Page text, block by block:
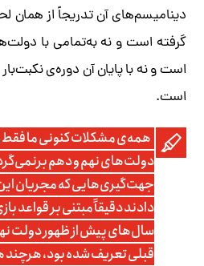
دینامیسم‌های آن تدریجاً از همان
گرفته است و نه به‌تمامی با
است و نه با پایان آن دوره‌ی
است.
همه‌ی مشکلات کنونی‌ ما فقط
دولت‌های نهم و دهم
جهت‌گیری‌هایی که مجریان این
دادند دقیقاً مبتنی بر قواعد
سال‌های پیش از ظهور دولت
قبلی تعریف شده بود، هرچند